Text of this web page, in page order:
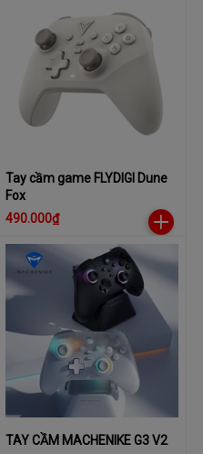
Tay cầm game FLYDIGI Dune
Fox
490.000₫
TAY CẦM MACHENIKE G3 V2